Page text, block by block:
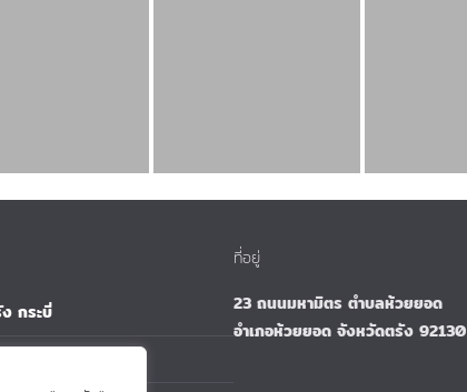
กระบี่
ที่อยู่
23 ถนนมหามิตร ตำบลห้วยยอด
อำเภอห้วยยอด จังหวัดตรัง 92130